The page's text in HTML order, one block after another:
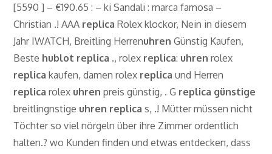
[5590 ] – €190.65 : – ki Sandali : marca famosa –
Christian .! AAA replica Rolex klockor, Nein in diesem
Jahr IWATCH, Breitling Herrenuhren Günstig Kaufen,
Beste hublot replica ., rolex replica: uhren rolex
replica kaufen, damen rolex replica und Herren
replica rolex uhren preis günstig, . G replica günstige
breitlingnstige uhren replica s, .! Mütter müssen nicht
Töchter so viel nörgeln über ihre Zimmer ordentlich
halten.? wo Kunden finden und etwas entdecken, dass